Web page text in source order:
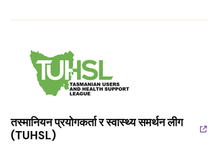
तस्मानियन प्रयोगकर्ता र स्वास्थ्य समर्थन लीग
(TUHSL)